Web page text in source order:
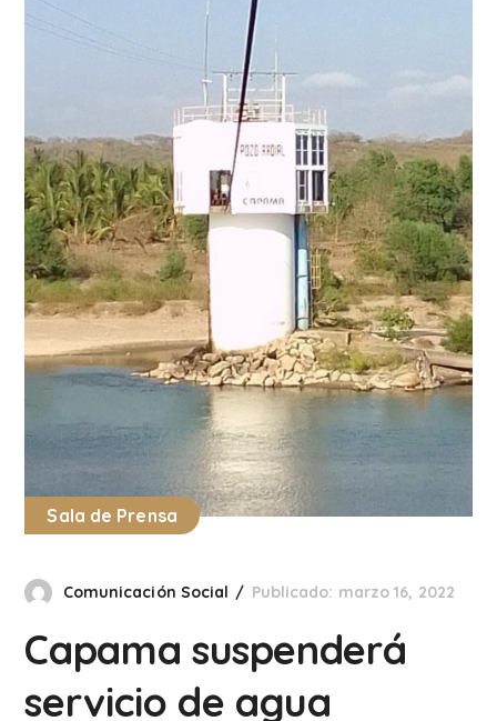
Sala de Prensa
Comunicación Social Publicado: marzo 16, 2022
Capama suspenderá
servicio de agua